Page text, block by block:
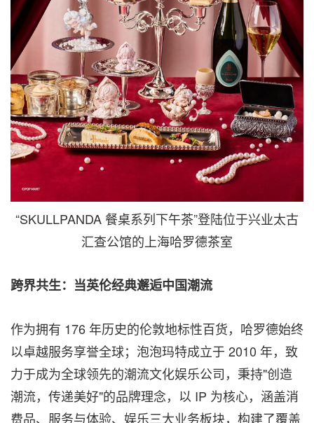
“SKULLPANDA 餐桌系列下午茶”登陆位于兴业太古
汇查公馆的上海哈罗德茶室
跨界共生：当英伦经典邂逅中国潮流
作为拥有 176 年历史的伦敦地标性百货，哈罗德始终
以卓越服务享誉全球；泡泡玛特成立于 2010 年，致
力于成为全球领先的潮流文化娱乐公司，秉持"创造
潮流，传递美好"的品牌理念，以 IP 为核心，涵盖消
费品、服务与体验、娱乐三大业务板块，构建了覆盖